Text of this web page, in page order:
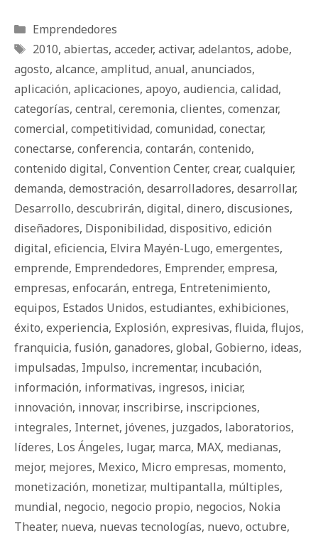
Categorías
Emprendedores
Etiquetas
2010, abiertas, acceder, activar, adelantos, adobe,
agosto, alcance, amplitud, anual, anunciados,
aplicación, aplicaciones, apoyo, audiencia, calidad,
categorías, central, ceremonia, clientes, comenzar,
comercial, competitividad, comunidad, conectar,
conectarse, conferencia, contarán, contenido,
contenido digital, Convention Center, crear, cualquier,
demanda, demostración, desarrolladores, desarrollar,
Desarrollo, descubrirán, digital, dinero, discusiones,
diseñadores, Disponibilidad, dispositivo, edición
digital, eficiencia, Elvira Mayén-Lugo, emergentes,
emprende, Emprendedores, Emprender, empresa,
empresas, enfocarán, entrega, Entretenimiento,
equipos, Estados Unidos, estudiantes, exhibiciones,
éxito, experiencia, Explosión, expresivas, fluida, flujos,
franquicia, fusión, ganadores, global, Gobierno, ideas,
impulsadas, Impulso, incrementar, incubación,
información, informativas, ingresos, iniciar,
innovación, innovar, inscribirse, inscripciones,
integrales, Internet, jóvenes, juzgados, laboratorios,
líderes, Los Ángeles, lugar, marca, MAX, medianas,
mejor, mejores, Mexico, Micro empresas, momento,
monetización, monetizar, multipantalla, múltiples,
mundial, negocio, negocio propio, negocios, Nokia
Theater, nueva, nuevas tecnologías, nuevo, octubre,